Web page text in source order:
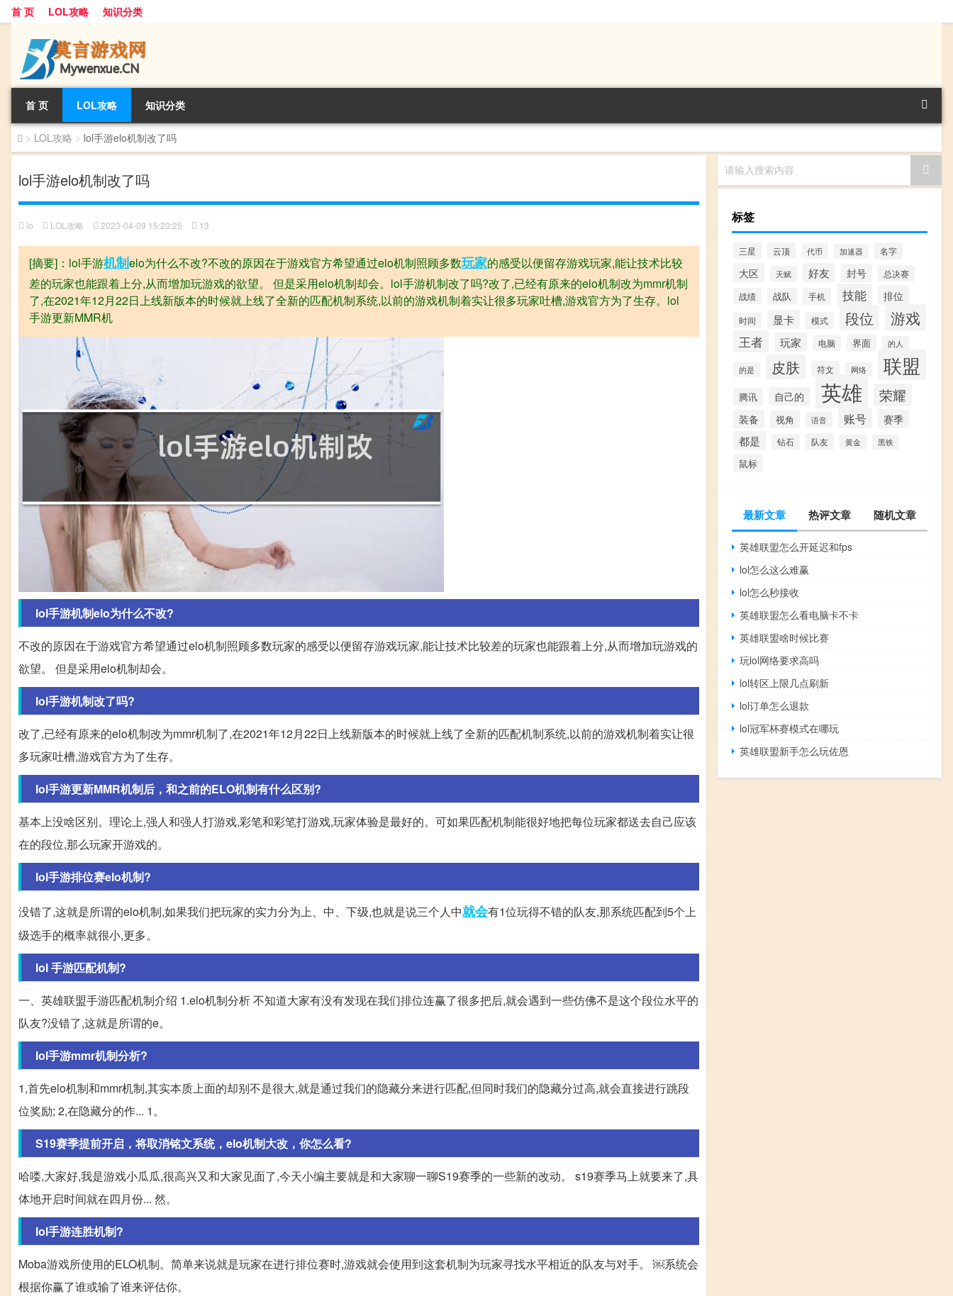
首 页 LOL攻略 知识分类
首 页 LOL攻略 知识分类
> LOL攻略 > lol手游elo机制改了吗
lol手游elo机制改了吗
lo LOL攻略 2023-04-09 15:20:25 13
[摘要]：lol手游机制elo为什么不改?不改的原因在于游戏官方希望通过elo机制照顾多数玩家的感受以便留存游戏玩家,能让技术比较
差的玩家也能跟着上分,从而增加玩游戏的欲望。 但是采用elo机制却会。lol手游机制改了吗?改了,已经有原来的elo机制改为mmr机制
了,在2021年12月22日上线新版本的时候就上线了全新的匹配机制系统,以前的游戏机制着实让很多玩家吐槽,游戏官方为了生存。lol
手游更新MMR机
lol手游机制elo为什么不改?
不改的原因在于游戏官方希望通过elo机制照顾多数玩家的感受以便留存游戏玩家,能让技术比较差的玩家也能跟着上分,从而增加玩游戏的
欲望。 但是采用elo机制却会。
lol手游机制改了吗?
改了,已经有原来的elo机制改为mmr机制了,在2021年12月22日上线新版本的时候就上线了全新的匹配机制系统,以前的游戏机制着实让很
多玩家吐槽,游戏官方为了生存。
lol手游更新MMR机制后，和之前的ELO机制有什么区别?
基本上没啥区别。理论上,强人和强人打游戏,彩笔和彩笔打游戏,玩家体验是最好的。可如果匹配机制能很好地把每位玩家都送去自己应该
在的段位,那么玩家开游戏的。
lol手游排位赛elo机制?
没错了,这就是所谓的elo机制,如果我们把玩家的实力分为上、中、下级,也就是说三个人中就会有1位玩得不错的队友,那系统匹配到5个上
级选手的概率就很小,更多。
lol 手游匹配机制?
一、英雄联盟手游匹配机制介绍 1.elo机制分析 不知道大家有没有发现在我们排位连赢了很多把后,就会遇到一些仿佛不是这个段位水平的
队友?没错了,这就是所谓的e。
lol手游mmr机制分析?
1,首先elo机制和mmr机制,其实本质上面的却别不是很大,就是通过我们的隐藏分来进行匹配,但同时我们的隐藏分过高,就会直接进行跳段
位奖励; 2,在隐藏分的作... 1。
S19赛季提前开启，将取消铭文系统，elo机制大改，你怎么看?
哈喽,大家好,我是游戏小瓜瓜,很高兴又和大家见面了,今天小编主要就是和大家聊一聊S19赛季的一些新的改动。 s19赛季马上就要来了,具
体地开启时间就在四月份... 然。
lol手游连胜机制?
Moba游戏所使用的ELO机制。简单来说就是玩家在进行排位赛时,游戏就会使用到这套机制为玩家寻找水平相近的队友与对手。 ￼系统会
根据你赢了谁或输了谁来评估你。
请输入搜索内容
标签
三星 云顶 代币 加速器 名字
大区 天赋 好友 封号
总决赛
战绩
战队 手机 技能 排位
时间 显卡 模式 段位 游戏
王者 玩家 电脑 界面 的人
的是 皮肤 符文 网络 联盟
腾讯 自己的 英雄 荣耀
装备 视角 语音 账号
赛季
都是
钻石 队友 黄金 黑铁
鼠标
最新文章 热评文章 随机文章
英雄联盟怎么开延迟和fps
lol怎么这么难赢
lol怎么秒接收
英雄联盟怎么看电脑卡不卡
英雄联盟啥时候比赛
玩lol网络要求高吗
lol转区上限几点刷新
lol订单怎么退款
lol冠军杯赛模式在哪玩
英雄联盟新手怎么玩佐恩